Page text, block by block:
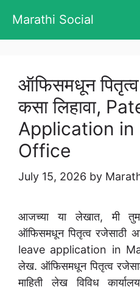
content
Marathi Social
ऑफिसमधून पितृत्व
कसा लिहावा,
Application
Office
July 15, 2026 by
आजच्या या लेखात, मी
ऑफिसमधून पितृत्व रजेसाठी
leave application in
लेख. ऑफिसमधून पितृत्व
माहिती लेख विविध